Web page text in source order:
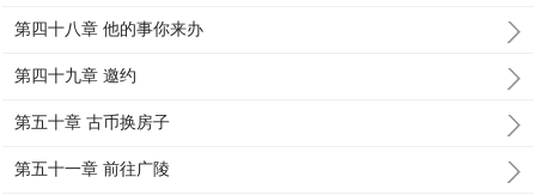
第四十八章 他的事你来办
第四十九章 邀约
第五十章 古币换房子
第五十一章 前往广陵